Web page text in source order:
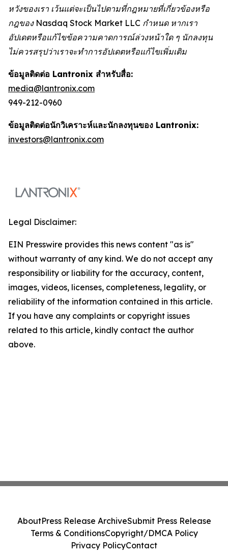
หวังของเรา เว้นแต่จะเป็นไปตามที่กฎหมายที่เกี่ยวข้องหรือ
กฎของ Nasdaq Stock Market LLC กำหนด หากเรา
อัปเดตหรือแก้ไขข้อความคาดการณ์ล่วงหน้าใด ๆ นักลงทุน
ไม่ควรสรุปว่าเราจะทำการอัปเดตหรือแก้ไขเพิ่มเติม
ข้อมูลติดต่อ Lantronix สำหรับสื่อ:
media@lantronix.com
949-212-0960
ข้อมูลติดต่อนักวิเคราะห์และนักลงทุนของ Lantronix:
investors@lantronix.com
Legal Disclaimer:
EIN Presswire provides this news content "as is"
without warranty of any kind. We do not accept any
responsibility or liability for the accuracy, content,
images, videos, licenses, completeness, legality, or
reliability of the information contained in this article.
If you have any complaints or copyright issues
related to this article, kindly contact the author
above.
AboutPress Release ArchiveSubmit Press Release
Terms & ConditionsCopyright/DMCA Policy
Privacy PolicyContact